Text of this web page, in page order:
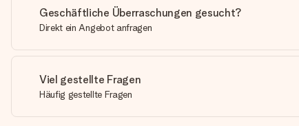
Geschäftliche Überraschungen gesucht?
Direkt ein Angebot anfragen
Viel gestellte Fragen
Häufig gestellte Fragen